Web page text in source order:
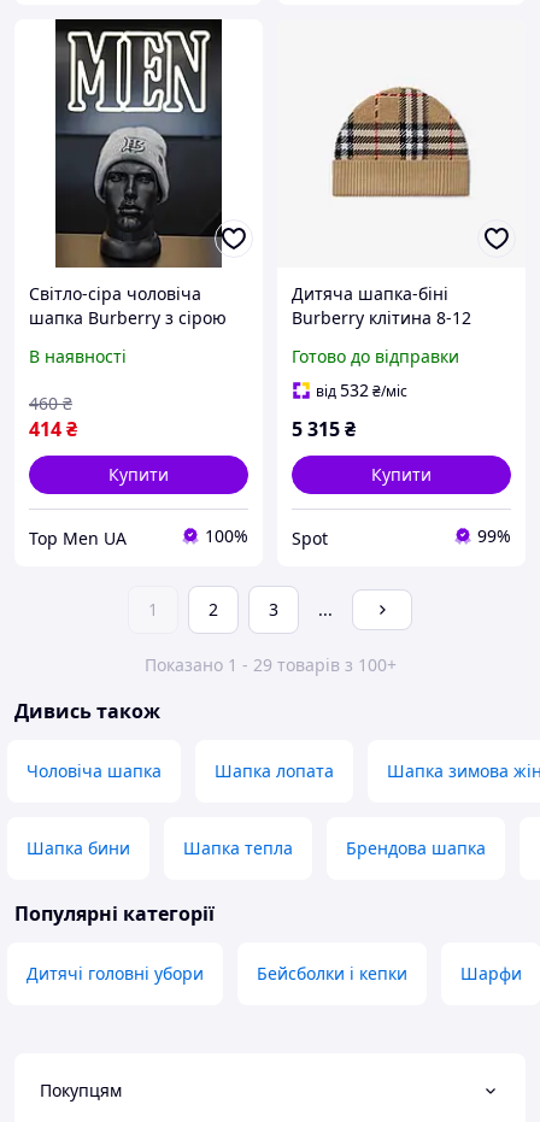
Світло-сіра чоловіча
шапка Burberry з сірою
демисезонна шапка
для хлопця на зиму
В наявності
414₴
460 ₴
Купити
Top Men UA 100%
Дитяча шапка-біні
Burberry клітина 8-12
трикотажне оздоблення з
вовни
Готово до відправки
від532₴/міс
5 315₴
Купити
Spot 99%
1 2 3 ...
Показано 1 - 29 товарів з 100+
Дивись також
Чоловіча шапка Шапка лопата Шапка зимова
Шапка бини Шапка тепла Брендова шапка
Популярні категорії
Дитячі головні убори Бейсболки і кепки Шарфи
Покупцям